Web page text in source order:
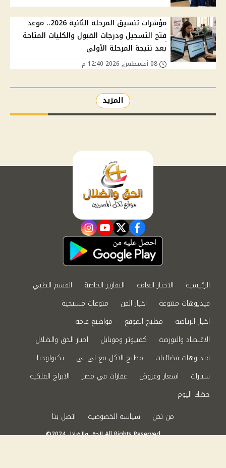
مؤشرات تنسيق المرحلة الثانية 2026.. موعد
فتح التسجيل ودرجات القبول والكليات المتاحة
بعد نتيجة المرحلة الأولى
المزيد
facebook
twitter
youtube
instagram
الرئيسية الاخبار العامة التقارير الخاصة
القسم الطبي
فيديوهات متنوعة
اخبار الفن
منوعات مسيحية
اخبار الرياضة
مطبخ الموقع
مواضيع عامة
الاقتصاد والبورصة
كمبيوتر وموبايل
اخبار الحق والضلال
فيديوهات فضائيات
مطبخ الاكل مع لى لى
تكنولوجيا
سيارات
اسعار وعروض عقارات في مصر
الابراج الفلكية
حظك اليوم
من نحن
سياسة الخصوصية اتصل بنا
©2024 الحق والضلال All Rights Reserved.